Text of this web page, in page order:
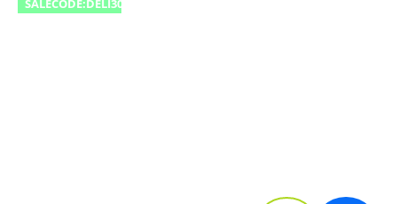
SALECODE:DELI300:300:fix:CZK